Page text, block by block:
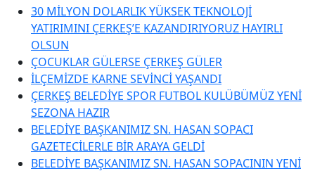
30 MİLYON DOLARLIK YÜKSEK TEKNOLOJİ
YATIRIMINI ÇERKEŞ’E KAZANDIRIYORUZ HAYIRLI
OLSUN
ÇOCUKLAR GÜLERSE ÇERKEŞ GÜLER
İLÇEMİZDE KARNE SEVİNCİ YAŞANDI
ÇERKEŞ BELEDİYE SPOR FUTBOL KULÜBÜMÜZ YENİ
SEZONA HAZIR
BELEDİYE BAŞKANIMIZ SN. HASAN SOPACI
GAZETECİLERLE BİR ARAYA GELDİ
BELEDİYE BAŞKANIMIZ SN. HASAN SOPACININ YENİ